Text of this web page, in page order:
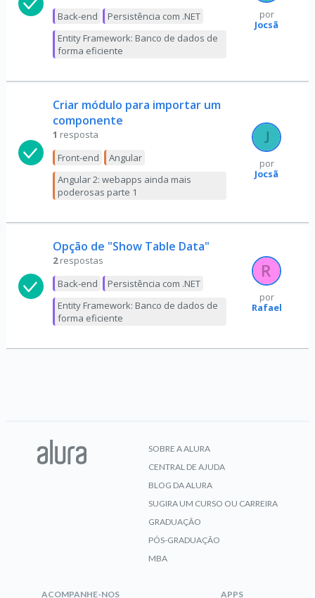
Back-end
Persistência com .NET
Entity Framework: Banco de dados de
forma eficiente
por
Jocsã
Criar módulo para importar um
componente
1 resposta
Front-end
Angular
Angular 2: webapps ainda mais
poderosas parte 1
por
Jocsã
Opção de "Show Table Data"
2 respostas
Back-end
Persistência com .NET
Entity Framework: Banco de dados de
forma eficiente
por
Rafael
SOBRE A ALURA
CENTRAL DE AJUDA
BLOG DA ALURA
SUGIRA UM CURSO OU CARREIRA
GRADUAÇÃO
PÓS-GRADUAÇÃO
MBA
ACOMPANHE-NOS APPS